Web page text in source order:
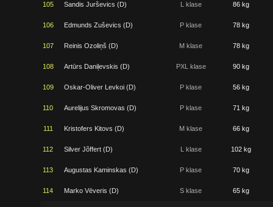
105 Sandis Jurševics (D) L klase 86 kg
106 Edmunds Zuševics (D) P klase 78 kg
107 Reinis Ozoliņš (D) M klase 78 kg
108 Artūrs Daniļevskis (D) PXL klase 90 kg
109 Oskar-Oliver Levkoi (D) P klase 56 kg
110 Aurelijus Skromovas (D) P klase 71 kg
111 Kristofers Kitovs (D) M klase 66 kg
112 Silver Jõffert (D) L klase 102 kg
113 Augustas Kaminskas (D) P klase 70 kg
114 Marko Vēveris (D) S klase 65 kg